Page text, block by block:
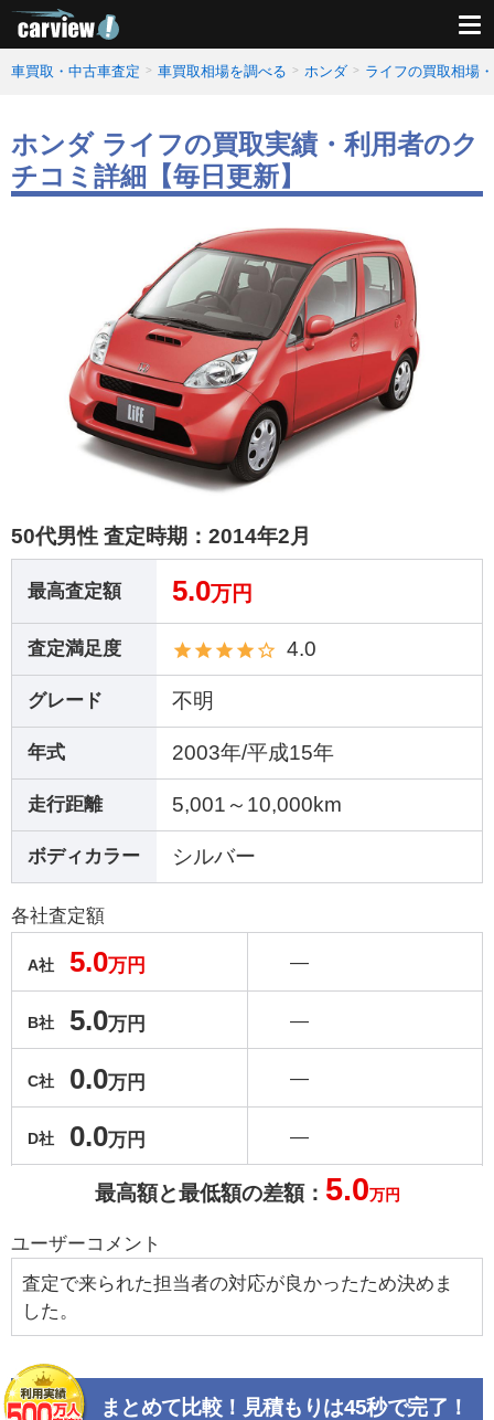
車買取・中古車査定 車買取相場を調べる ホンダ ライフの買取相場
ホンダ ライフの買取実績・利用者のク
チコミ詳細【毎日更新】
50代男性 査定時期： 2014年2月
最高査定額 5.0万円
査定満足度 4.0
グレード 不明
年式 2003年/平成15年
走行距離 5,001～10,000km
ボディカラー シルバー
各社査定額
A社 5.0万円
B社 5.0万円
C社 0.0万円
D社 0.0万円
―
―
―
―
最高額と最低額の差額： 5.0万円
ユーザーコメント
査定で来られた担当者の対応が良かったため決めま
した。
まとめて比較！見積もりは45秒で完了！